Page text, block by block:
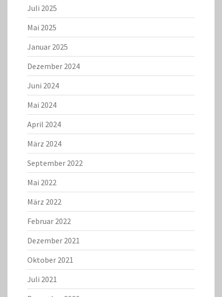
Juli 2025
Mai 2025
Januar 2025
Dezember 2024
Juni 2024
Mai 2024
April 2024
März 2024
September 2022
Mai 2022
März 2022
Februar 2022
Dezember 2021
Oktober 2021
Juli 2021